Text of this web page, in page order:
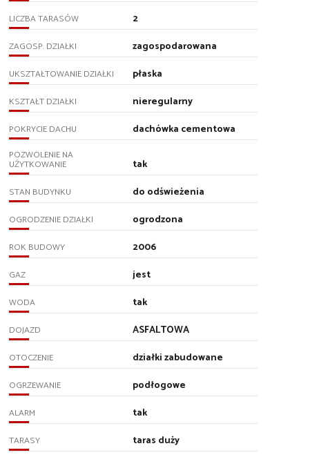
LICZBA TARASÓW 2
ZAGOSP. DZIAŁKI zagospodarowana
UKSZTAŁTOWANIE DZIAŁKI płaska
KSZTAŁT DZIAŁKI nieregularny
POKRYCIE DACHU dachówka cementowa
POZWOLENIE NA
UŻYTKOWANIE tak
STAN BUDYNKU do odświeżenia
OGRODZENIE DZIAŁKI ogrodzona
ROK BUDOWY 2006
GAZ jest
WODA tak
DOJAZD ASFALTOWA
OTOCZENIE działki zabudowane
OGRZEWANIE podłogowe
ALARM tak
TARASY taras duży